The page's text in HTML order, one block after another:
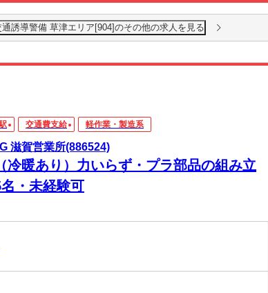
誘導警備 草津エリア[904]のその他の求人を見る
交通費支給 軽作業・製造系
滋賀営業所(886524)
冷暖あり）力いらず・プラ部品の組み立
・未経験可